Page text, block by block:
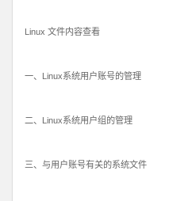
Linux 文件内容查看
一、Linux系统用户账号的管理
二、Linux系统用户组的管理
三、与用户账号有关的系统文件